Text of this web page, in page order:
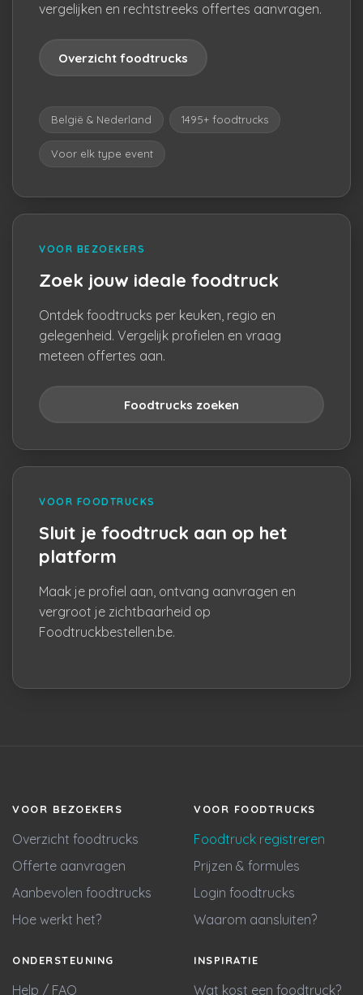
vergelijken en rechtstreeks offertes aanvragen.
Overzicht foodtrucks
België & Nederland 1495+ foodtrucks
Voor elk type event
VOOR BEZOEKERS
Zoek jouw ideale foodtruck
Ontdek foodtrucks per keuken, regio en
gelegenheid. Vergelijk profielen en vraag
meteen offertes aan.
Foodtrucks zoeken
VOOR FOODTRUCKS
Sluit je foodtruck aan op het
platform
Maak je profiel aan, ontvang aanvragen en
vergroot je zichtbaarheid op
Foodtruckbestellen.be.
VOOR BEZOEKERS
Overzicht foodtrucks
Offerte aanvragen
Aanbevolen foodtrucks
Hoe werkt het?
VOOR FOODTRUCKS
Foodtruck registreren
Prijzen & formules
Login foodtrucks
Waarom aansluiten?
ONDERSTEUNING
Help / FAQ
INSPIRATIE
Wat kost een foodtruck?